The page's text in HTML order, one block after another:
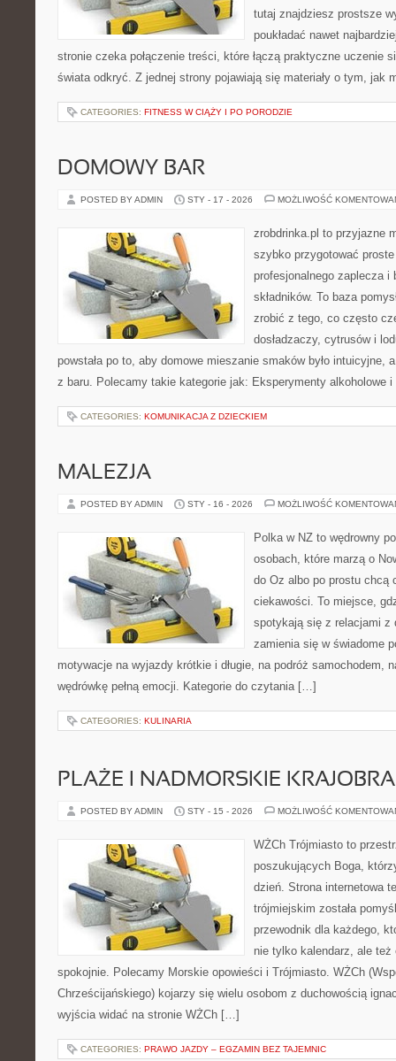
tutaj znajdziesz prostsze
poukładać nawet
stronie czeka połączenie treści, które łączą praktyczne uczenie
świata odkryć. Z jednej strony pojawiają się materiały o tym, jak
CATEGORIES: FITNESS W CIĄŻY I PO PORODZIE
DOMOWY BAR
POSTED BY ADMIN STY - 17 - 2026 MOŻLIWOŚĆ
zrobdrinka.pl to przyjazne
szybko przygotować
profesjonalnego zaplecza i
składników. To baza
zrobić z tego, co często
dosładzaczy, cytrusów i
powstała po to, aby domowe mieszanie smaków było intuicyjne,
z baru. Polecamy takie kategorie jak: Eksperymenty alkoholowe
CATEGORIES: KOMUNIKACJA Z DZIECKIEM
MALEZJA
POSTED BY ADMIN STY - 16 - 2026 MOŻLIWOŚĆ
Polka w NZ to wędrowny
osobach, które marzą o
do Oz albo po prostu chcą
ciekawości. To miejsce,
spotykają się z relacjami z
zamienia się w świadome
motywacje na wyjazdy krótkie i długie, na podróż samochodem,
wędrówkę pełną emocji. Kategorie do czytania […]
CATEGORIES: KULINARIA
PLAŻE I NADMORSKIE
POSTED BY ADMIN STY - 15 - 2026 MOŻLIWOŚĆ
WŻCh Trójmiasto to
poszukujących Boga,
dzień. Strona internetowa
trójmiejskim została
przewodnik dla każdego,
nie tylko kalendarz, ale
spokojnie. Polecamy Morskie opowieści i Trójmiasto. WŻCh
Chrześcijańskiego) kojarzy się wielu osobom z duchowością
wyjścia widać na stronie WŻCh […]
CATEGORIES: PRAWO JAZDY – EGZAMIN BEZ TAJEMNIC